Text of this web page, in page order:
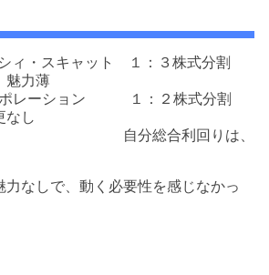
・スキャット １：３株式分割
魅力薄
レーション １：２株式分割
なし
利回りは、
なしで、動く必要性を感じなかっ